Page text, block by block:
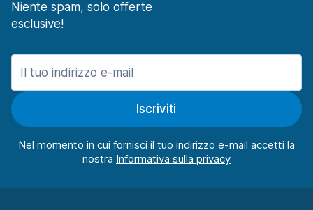
Niente spam, solo offerte
esclusive!
Iscriviti
Nel momento in cui fornisci il tuo indirizzo e-mail accetti la
nostra